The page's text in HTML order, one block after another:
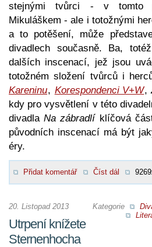
stejnými tvůrci - v tomto
Mikuláškem - ale i totožnými
a to potěšení, může
divadlech současně. Ba,
dalších inscenací, jež jsou
totožném složení tvůrců i
Kareninu, Korespondenci V+W,
kdy pro vysvětlení v této
divadlaNa zábradlíklíčová
původních inscenací má být
éry.
Přidat komentář Číst dál
Kategorie
20. Listopad 2013
Utrpení knížete
Sternenhocha